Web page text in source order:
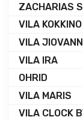
ZACHARIAS
VILA
VILA
VILA IRA
OHRID
VILA MARIS
VILA CLOCK